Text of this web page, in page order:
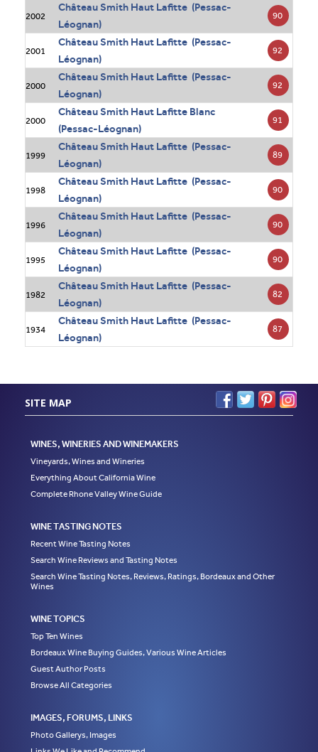
2002
Château Smith Haut Lafitte (Pessac-
Léognan)
90
2001
Château Smith Haut Lafitte (Pessac-
Léognan)
92
2000
Château Smith Haut Lafitte (Pessac-
Léognan)
92
2000
Château Smith Haut Lafitte Blanc
(Pessac-Léognan)
91
1999
Château Smith Haut Lafitte (Pessac-
Léognan)
89
1998
Château Smith Haut Lafitte (Pessac-
Léognan)
90
1996
Château Smith Haut Lafitte (Pessac-
Léognan)
90
1995
Château Smith Haut Lafitte (Pessac-
Léognan)
90
1982
Château Smith Haut Lafitte (Pessac-
Léognan)
82
1934
Château Smith Haut Lafitte (Pessac-
Léognan)
87
SITE MAP
WINES, WINERIES AND WINEMAKERS
Vineyards, Wines and Wineries
Everything About California Wine
Complete Rhone Valley Wine Guide
WINE TASTING NOTES
Recent Wine Tasting Notes
Search Wine Reviews and Tasting Notes
Search Wine Tasting Notes, Reviews, Ratings, Bordeaux and Other
Wines
WINE TOPICS
Top Ten Wines
Bordeaux Wine Buying Guides, Various Wine Articles
Guest Author Posts
Browse All Categories
IMAGES, FORUMS, LINKS
Photo Gallerys, Images